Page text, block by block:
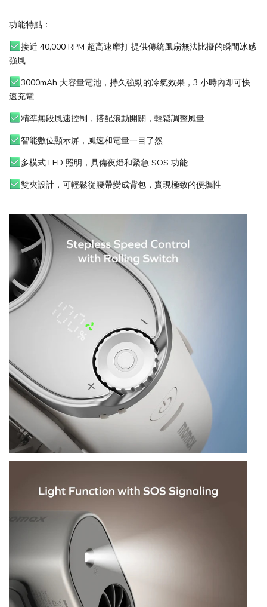
功能特點：
接近 40,000 RPM 超高速摩打 提供傳統風扇無法比擬的瞬間冰感
強風
3000mAh 大容量電池，持久強勁的冷氣效果，3 小時內即可快
速充電
精準無段風速控制，搭配滾動開關，輕鬆調整風量
智能數位顯示屏，風速和電量一目了然
多模式 LED 照明，具備夜燈和緊急 SOS 功能
雙夾設計，可輕鬆從腰帶變成背包，實現極致的便攜性